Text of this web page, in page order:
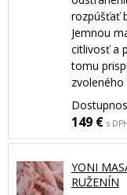
rozpúšťať
Jemnou
citlivosť a
tomu
zvoleného
149 € s
YONI
RUŽENÍN